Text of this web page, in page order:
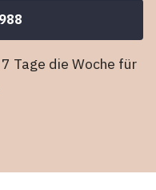
Tage die Woche für